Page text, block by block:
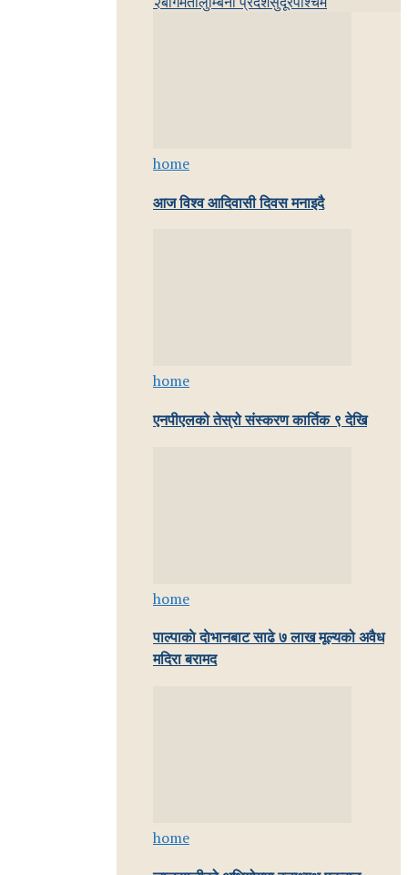
home
आज विश्व आदिवासी दिवस मनाइदै
home
एनपीएलको तेस्रो संस्करण कार्तिक ९ देखि
home
पाल्पाकाे दाेभानबाट साढे ७ लाख मूल्यको अवैध
मदिरा बरामद
home